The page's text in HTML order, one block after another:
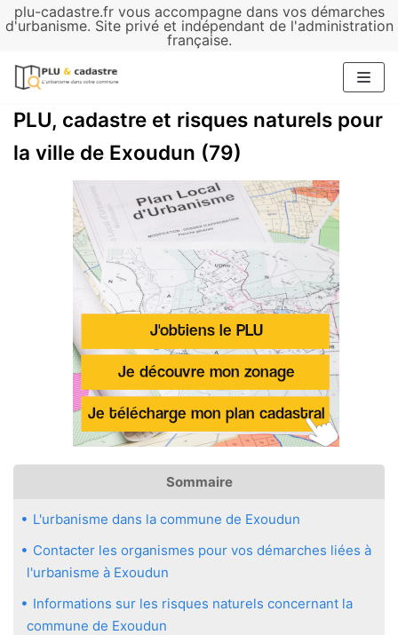
plu-cadastre.fr vous accompagne dans vos démarches
d'urbanisme. Site privé et indépendant de l'administration
française.
Aller
contenu
PLU, cadastre et risques naturels pour
la ville de Exoudun (79)
Sommaire
L'urbanisme dans la commune de Exoudun
Contacter les organismes pour vos démarches liées à
l'urbanisme à Exoudun
Informations sur les risques naturels concernant la
commune de Exoudun